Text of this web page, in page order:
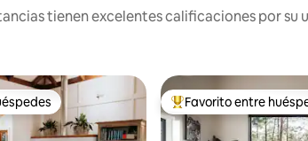
tienen excelentes calificaciones por
De los mejores en
Favorito entre